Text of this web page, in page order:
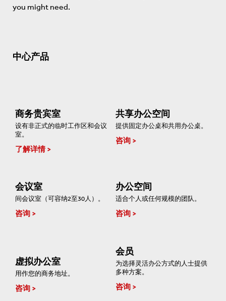
you might need.
中心产品
商务贵宾室
设有非正式的临时工作区和会议
室。
了解详情
共享办公空间
提供固定办公桌和共用办公桌。
咨询
会议室
间会议室（可容纳2至30人）。
咨询
办公空间
适合个人或任何规模的团队。
咨询
虚拟办公室
用作您的商务地址。
咨询
会员
为选择灵活办公方式的人士提供
多种方案。
咨询